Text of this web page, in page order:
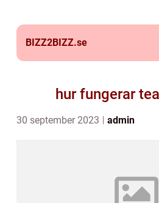
BIZZ2BIZZ.se
hur fungerar
30 september 2023 admin